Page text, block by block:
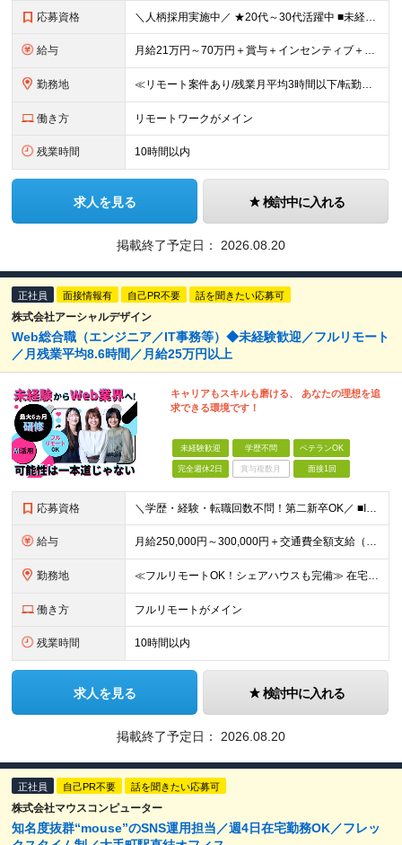
応募資格 ＼人柄採用実施中／ ★20代～30代活躍中 ■未経験OK ■学歴不問 ■第二新卒歓迎 ■ブランクOK 【こんな方、ぴったりです！】 □ コミュニケーションを大切にできる方 →チーム連携やクライアント
給与 月給21万円～70万円＋賞与＋インセンティブ＋各種手当 ◎インセンティブ 5万～90万円等の支給実績あり！ 貴方の頑張りをしっかり評価します。 【各種手当】 ■賞与年1回 ■昇給年1回（初年度は2
勤務地 ≪リモート案件あり/残業月平均3時間以下/転勤なし/駅から徒歩4分≫ 東京本社、または関東・関西のプロジェクト先 【本社】 東京都豊島区東池袋一丁目17番11号 パークハイツ池袋1105号 【大阪
働き方 リモートワークがメイン
残業時間 10時間以内
求人を見る 検討中に入れる
掲載終了予定日： 2026.08.20
正社員 面接情報有 自己PR不要 話を聞きたい応募可
株式会社アーシャルデザイン
Web総合職（エンジニア／IT事務等）◆未経験歓迎／フルリモート
／月残業平均8.6時間／月給25万円以上
キャリアもスキルも磨ける、 あなたの理想を追
求できる環境です！
未経験歓迎 学歴不問 ベテランOK
完全週休2日 賞与複数月 面接1回
応募資格 ＼学歴・経験・転職回数不問！第二新卒OK／ ■IT・Web業界の仕事に興味がある方 ■将来を見据えて手に職をつけたい方 ★20～30代が活躍中！同年代の仲間と一緒に働きたいという方にもピッタリです ★
給与 ⽉給250,000円～300,000円＋交通費全額⽀給（正社員登⽤後︓昇給年4回） ※給与は経験・スキルなどを考慮の上、最終決定いたします ※上記額にはみなし残業代(⽉14時間分、2万4,648円分
勤務地 ≪フルリモートOK！シェアハウスも完備≫ 在宅勤務(通勤不要)、または希望により一都三県・大阪・名古屋・福岡を中心とした全国の各プロジェクト先での勤務となります。 ※直行直帰OK ★勤務エリアはご希望
働き方 フルリモートがメイン
残業時間 10時間以内
求人を見る 検討中に入れる
掲載終了予定日： 2026.08.20
正社員 自己PR不要 話を聞きたい応募可
株式会社マウスコンピューター
知名度抜群“mouse”のSNS運用担当／週4日在宅勤務OK／フレッ